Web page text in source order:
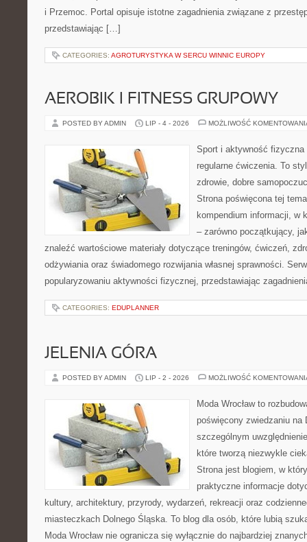
i Przemoc. Portal opisuje istotne zagadnienia związane z
przedstawiając […]
CATEGORIES: AGROTURYSTYKA W SERCU WINNIC EUROPY
AEROBIK I FITNESS GRUPOWY
POSTED BY ADMIN LIP - 4 - 2026 MOŻLIWOŚĆ
Sport i aktywność
regularne ćwiczenia. To
zdrowie, dobre
Strona poświęcona tej
kompendium informacji, w
– zarówno początkujący,
znaleźć wartościowe materiały dotyczące treningów, ćwiczeń,
odżywiania oraz świadomego rozwijania własnej sprawności.
popularyzowaniu aktywności fizycznej, przedstawiając
CATEGORIES: EDUPLANNER
JELENIA GÓRA
POSTED BY ADMIN LIP - 2 - 2026 MOŻLIWOŚĆ
Moda Wrocław to
poświęcony zwiedzaniu na
szczególnym
które tworzą niezwykle
Strona jest blogiem, w
praktyczne informacje
kultury, architektury, przyrody, wydarzeń, rekreacji oraz
miasteczkach Dolnego Śląska. To blog dla osób, które lubią
Moda Wrocław nie ogranicza się wyłącznie do najbardziej